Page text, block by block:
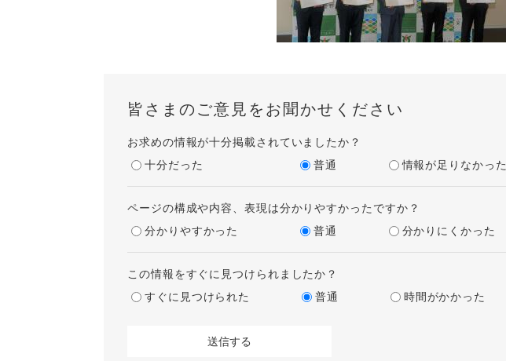
皆さまのご意見をお聞かせください
お求めの情報が十分掲載されていましたか？
十分だった
普通 情報が足りなかった
ページの構成や内容、表現は分かりやすかったですか？
分かりやすかった
普通 分かりにくかった
この情報をすぐに見つけられましたか？
すぐに見つけられた
普通 時間がかかった